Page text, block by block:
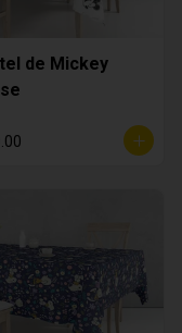
de Mickey